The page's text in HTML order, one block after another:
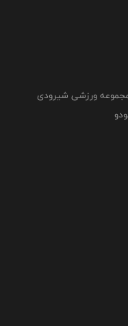
مجموعه ورزشی شیرودی